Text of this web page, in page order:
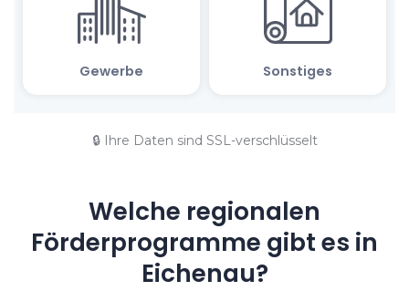
🔒 Ihre Daten sind SSL-verschlüsselt
Welche regionalen
Förderprogramme gibt es in
Eichenau?